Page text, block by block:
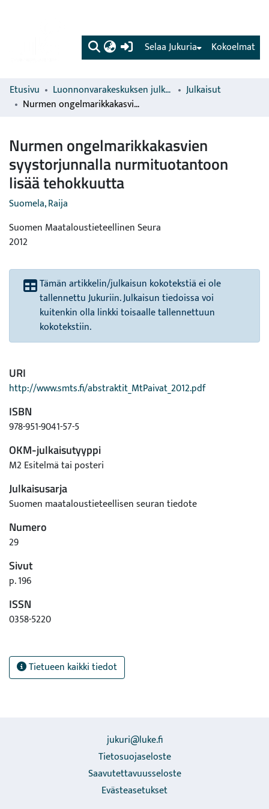
(current) Kokoelmat
Selaa Jukuria
Etusivu Luonnonvarakeskuksen julkaisut
Julkaisut
Nurmen ongelmarikkakasvien syystorjunnalla nurmituotantoon lisää tehokkuutta
Nurmen ongelmarikkakasvien
syystorjunnalla nurmituotantoon
lisää tehokkuutta
Suomela, Raija
Suomen Maataloustieteellinen Seura
2012
Tämän artikkelin/julkaisun kokotekstiä ei ole
tallennettu Jukuriin. Julkaisun tiedoissa voi
kuitenkin olla linkki toisaalle tallennettuun
kokotekstiin.
URI
http://www.smts.fi/abstraktit_MtPaivat_2012.pdf
ISBN
978-951-9041-57-5
OKM-julkaisutyyppi
M2 Esitelmä tai posteri
Julkaisusarja
Suomen maataloustieteellisen seuran tiedote
Numero
29
Sivut
p. 196
ISSN
0358-5220
Tietueen kaikki tiedot
jukuri@luke.fi
Tietosuojaseloste
Saavutettavuusseloste
Evästeasetukset